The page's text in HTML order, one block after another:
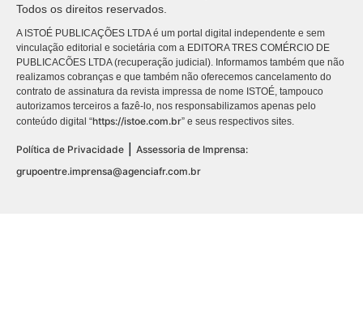
Todos os direitos reservados.
A ISTOÉ PUBLICAÇÕES LTDA é um portal digital independente e sem
vinculação editorial e societária com a EDITORA TRES COMÉRCIO DE
PUBLICACÕES LTDA (recuperação judicial). Informamos também que não
realizamos cobranças e que também não oferecemos cancelamento do
contrato de assinatura da revista impressa de nome ISTOÉ, tampouco
autorizamos terceiros a fazê-lo, nos responsabilizamos apenas pelo
conteúdo digital “https://istoe.com.br” e seus respectivos sites.
Política de Privacidade
Assessoria de Imprensa:
grupoentre.imprensa@agenciafr.com.br